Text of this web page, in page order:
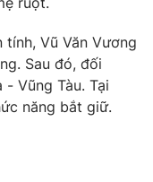
tính, Vũ Văn Vương
Sau đó, đối
Vũng Tàu. Tại
năng bắt giữ.